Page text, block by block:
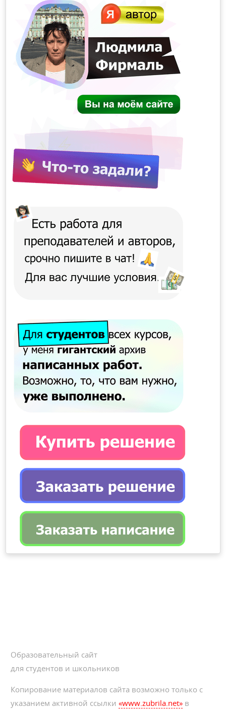
Образовательный сайт
для студентов и школьников
Копирование материалов сайта возможно только с
указанием активной ссылки«www.zubrila.net» в